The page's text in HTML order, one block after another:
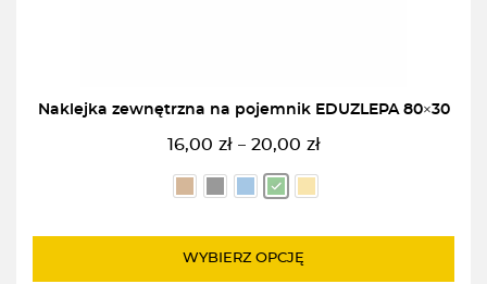
Naklejka zewnętrzna na pojemnik EDUZLEPA 80×30
16,00 zł – 20,00 zł
Zakres
cen:
od
do
WYBIERZ OPCJĘ